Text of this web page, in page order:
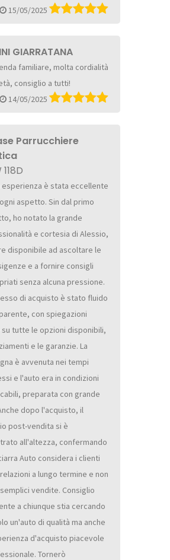
15/05/2025
GIARRATANA
familiare, molta cordialità
consiglio a tutti!
14/05/2025
Parrucchiere
esperienza è stata eccellente
aspetto. Sin dal primo
ho notato la grande
e cortesia di Alessio,
disponibile ad ascoltare le
e a fornire consigli
senza alcuna pressione.
di acquisto è stato fluido
con spiegazioni
su tutte le opzioni disponibili,
e le garanzie. La
è avvenuta nei tempi
e l'auto era in condizioni
preparata con grande
dopo l'acquisto, il
post-vendita si è
all'altezza, confermando
Auto considera i clienti
a lungo termine e non
vendite. Consiglio
a chiunque stia cercando
un'auto di qualità ma anche
d'acquisto piacevole
Tornerò